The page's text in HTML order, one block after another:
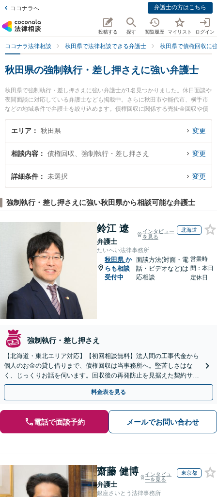
ココナラへ 弁護士の方はこちら
投稿する 探す 閲覧履歴 マイリスト ログイン
ココナラ法律相談 秋田県で法律相談できる弁護士 秋田県で債権回収に
秋田県の強制執行・差し押さえに強い弁護士
秋田県で強制執行・差し押さえに強い弁護士が1名見つかりました。休日面談や
夜間面談に対応している弁護士なども掲載中。さらに秋田市や能代市、横手市
などの地域条件で弁護士を絞り込めます。債権回収に関係する売掛金回収や債
権回収代行、債権の時効中断等の細かな分野での絞り込み検索もでき便利で
す。特に田中法律事務所の田中 伸顕弁護士のプロフィール情報や弁護士費用、
のトラブル解決の実績豊富な近くの弁護士を検索したい』『初回相談無料で強
制執行・差し押さえを法律相談できる秋田県内の弁護士に相談予約したい』な
どでお困りの相談者さんにおすすめです。
エリア 秋田県 変更
相談内容 債権回収、強制執行・差し押さえ 変更
詳細条件 未選択 変更
強制執行・差し押さえに強い秋田県から相談可能な弁護士
鈴江 遼
弁護士
インタビュー
を見る
北海道
たいへい法律事務所
秋田県 か
らも相談
受付中
面談方法(対面・電
話・ビデオなど)は
応相談
営業時
間：本日
定休日
強制執行・差し押さえ
【北海道・東北エリア対応】【初回相談無料】法人間の工事代金から
個人のお金の貸し借りまで、債権回収は当事務所へ。堅苦しさはな
く、じっくりお話を伺います。回収後の再発防止を見据えた契約サポ
ートも提供。ＷＥＢ面談可。まずはお気軽にご相談ください。
料金表を見る
電話で面談予約 メールでお問い合わせ
齋藤 健博
弁護士
インタビュ
ーを見る
東京都
銀座さいとう法律事務所